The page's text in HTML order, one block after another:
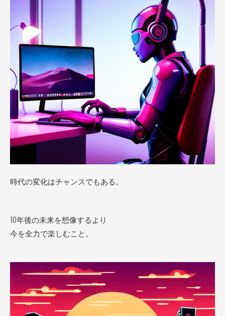
時代の変化はチャンスでもある。
10年後の未来を想像するより
今を全力で楽しむこと。